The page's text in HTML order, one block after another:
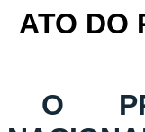
ATO DO
O